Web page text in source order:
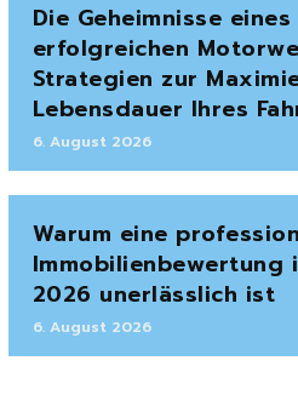
Die Geheimnisse eines
erfolgreichen
Strategien zur
Lebensdauer Ihres
6. August 2026
Warum eine
Immobilienbewertung
2026 unerlässlich ist
6. August 2026